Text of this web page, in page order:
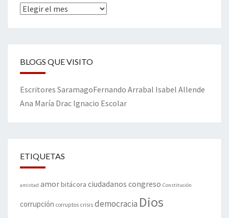
Archivos
BLOGS QUE VISITO
Escritores SaramagoFernando Arrabal Isabel Allende
Ana María Drac Ignacio Escolar
ETIQUETAS
amistad amorbitácora ciudadanos congreso Constitución
corrupción corruptos crisis democracia Dios